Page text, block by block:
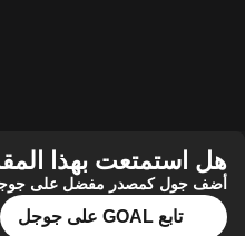
هل استمتعت بهذا
أضف جول كمصدر مفضل على جوجل
تابع GOAL على جوجل